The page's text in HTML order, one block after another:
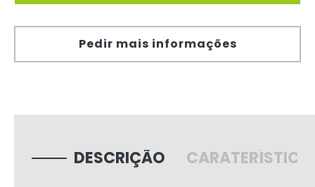
Pedir mais informações
DESCRIÇÃO